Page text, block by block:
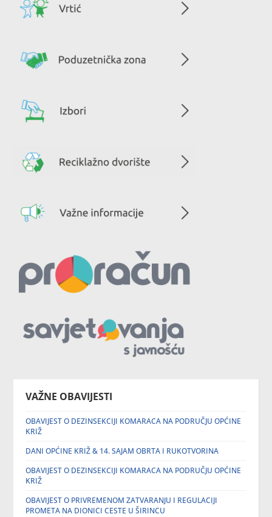
VAŽNE OBAVIJESTI
OBAVIJEST O DEZINSEKCIJI KOMARACA NA PODRUČJU OPĆINE
KRIŽ
DANI OPĆINE KRIŽ & 14. SAJAM OBRTA I RUKOTVORINA
OBAVIJEST O DEZINSEKCIJI KOMARACA NA PODRUČJU OPĆINE
KRIŽ
OBAVIJEST O PRIVREMENOM ZATVARANJU I REGULACIJI
PROMETA NA DIONICI CESTE U ŠIRINCU